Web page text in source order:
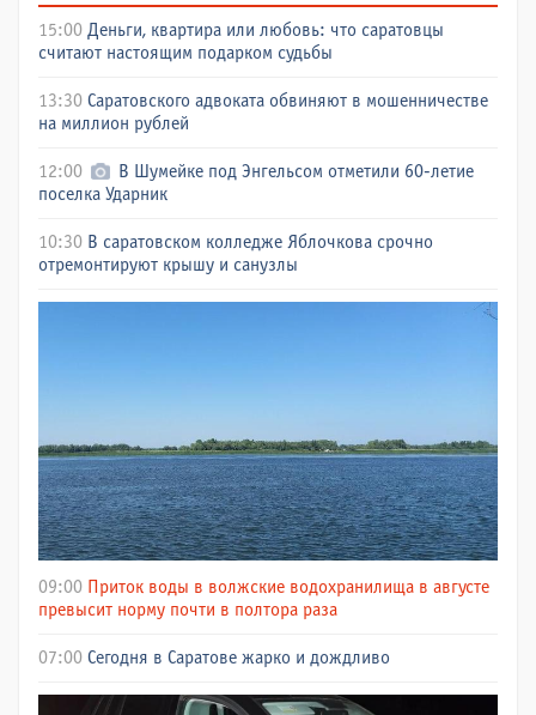
15:00 Деньги, квартира или любовь: что саратовцы
считают настоящим подарком судьбы
13:30 Саратовского адвоката обвиняют в мошенничестве
на миллион рублей
12:00
В Шумейке под Энгельсом отметили 60-летие
поселка Ударник
10:30 В саратовском колледже Яблочкова срочно
отремонтируют крышу и санузлы
09:00 Приток воды в волжские водохранилища в августе
превысит норму почти в полтора раза
07:00 Сегодня в Саратове жарко и дождливо